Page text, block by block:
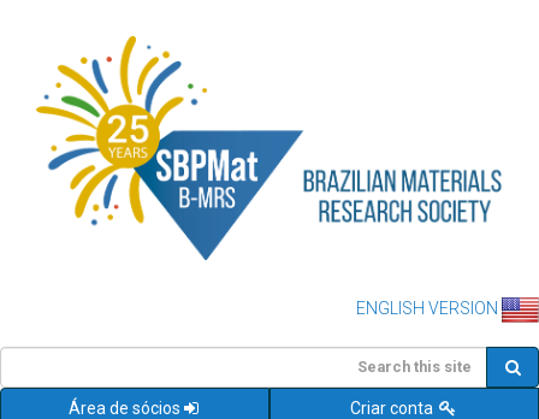
ENGLISH VERSION
Área de sócios Criar conta